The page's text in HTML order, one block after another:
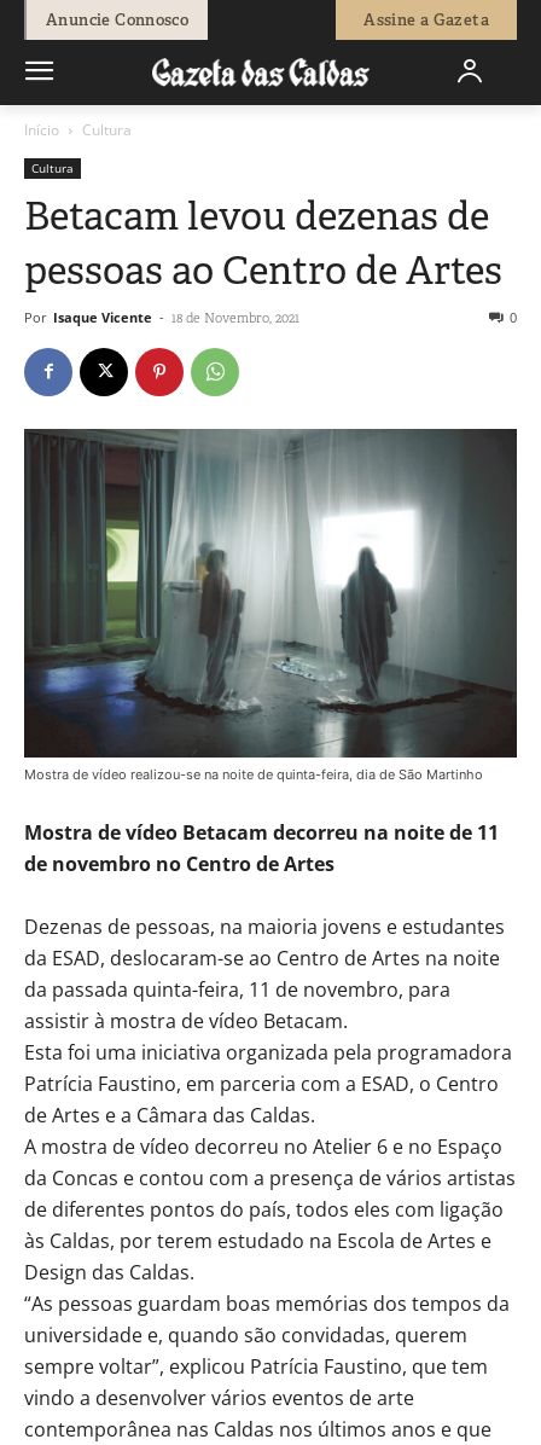
Anuncie Connosco Assine a Gazeta
Início Cultura
Cultura
Betacam levou dezenas de
pessoas ao Centro de Artes
Por Isaque Vicente - 18 de Novembro, 2021 0
Mostra de vídeo realizou-se na noite de quinta-feira, dia de São Martinho
Mostra de vídeo Betacam decorreu na noite de 11
de novembro no Centro de Artes
Dezenas de pessoas, na maioria jovens e estudantes
da ESAD, deslocaram-se ao Centro de Artes na noite
da passada quinta-feira, 11 de novembro, para
assistir à mostra de vídeo Betacam.
Esta foi uma iniciativa organizada pela programadora
Patrícia Faustino, em parceria com a ESAD, o Centro
de Artes e a Câmara das Caldas.
A mostra de vídeo decorreu no Atelier 6 e no Espaço
da Concas e contou com a presença de vários artistas
de diferentes pontos do país, todos eles com ligação
às Caldas, por terem estudado na Escola de Artes e
Design das Caldas.
“As pessoas guardam boas memórias dos tempos da
universidade e, quando são convidadas, querem
sempre voltar”, explicou Patrícia Faustino, que tem
vindo a desenvolver vários eventos de arte
contemporânea nas Caldas nos últimos anos e que